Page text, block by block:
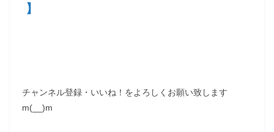
】
チャンネル登録・いいね！をよろしくお願い致します
m(__)m